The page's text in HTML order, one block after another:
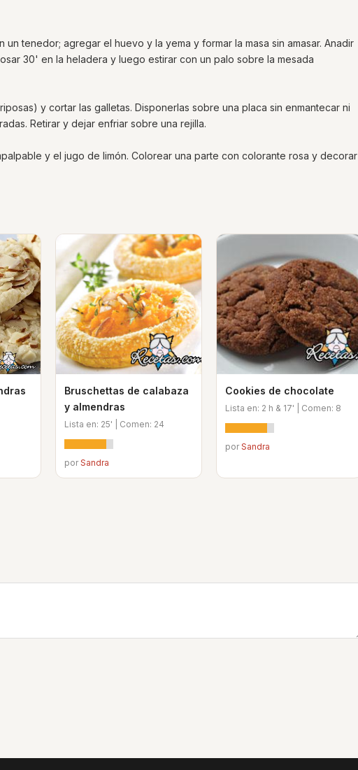
tenedor; agregar el huevo y la yema y formar la masa sin amasar. Anadir
30' en la heladera y luego estirar con un palo sobre la mesada
y cortar las galletas. Disponerlas sobre una placa sin enmantecar ni
Retirar y dejar enfriar sobre una rejilla.
y el jugo de limón. Colorear una parte con colorante rosa y decorar
Bruschettas de calabaza
y almendras
Lista en: 25' | Comen: 24
porSandra
Cookies de chocolate
Lista en: 2 h & 17' | Comen: 8
porSandra